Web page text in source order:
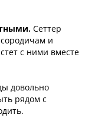
Сеттер
и
с ними вместе
довольно
рядом с